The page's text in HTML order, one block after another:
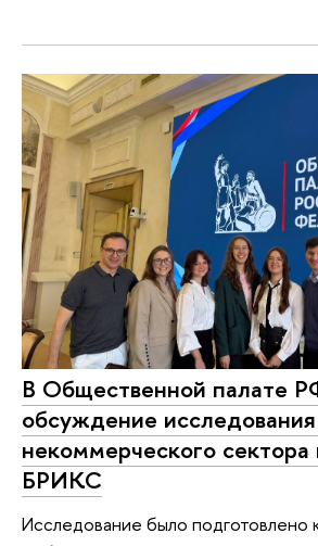
В Общественной палате
обсуждение
некоммерческого сектора
БРИКС
Исследование было подготовлено